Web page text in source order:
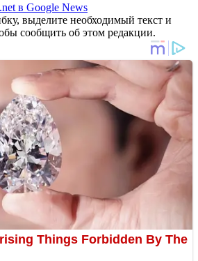
в Google News
выделите необходимый текст и
сообщить об этом редакции.